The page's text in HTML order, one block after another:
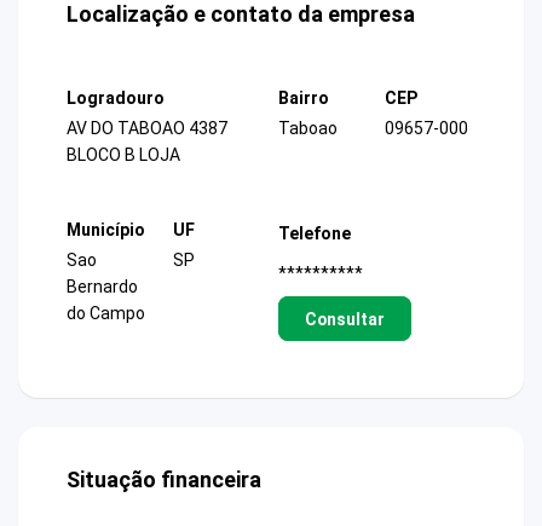
Localização e contato da empresa
Logradouro
AV DO TABOAO 4387
BLOCO B LOJA
Bairro
Taboao
CEP
09657-000
Município
Sao
Bernardo
do Campo
UF
SP
Telefone
**********
Consultar
Situação financeira